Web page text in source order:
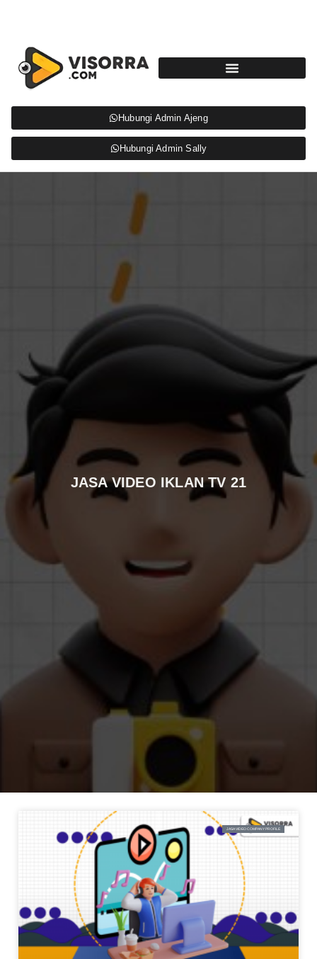
Hubungi Admin Ajeng
Hubungi Admin Sally
JASA VIDEO IKLAN TV 21
JASA VIDEO COMPANY PROFILE